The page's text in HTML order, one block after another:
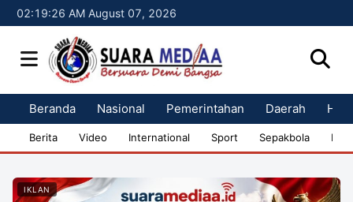
02:19:27 AM August 07, 2026
Beranda Nasional Pemerintahan Daerah
Berita Video International Sport Sepakbola
IKLAN